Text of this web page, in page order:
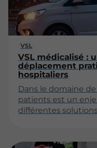
VSL
VSL médicalisé :
déplacement
hospitaliers
Dans le domaine
patients est un
différentes
penche sur les